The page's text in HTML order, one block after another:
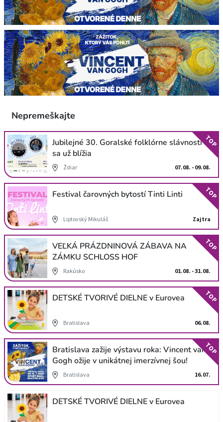
Nepremeškajte
Jubilejné 30. Goralské folklórne slávnosti
sa už blížia
Ždiar 07.08. - 09.08.
TOP
Festival čarovných bytostí Tinti Linti
Liptovský Mikuláš Zajtra
TOP
VEĽKÁ PRÁZDNINOVÁ ZÁBAVA NA
ZÁMKU SCHLOSS HOF
Rakúsko 01.08. - 31.08.
TOP
DETSKÉ TVORIVÉ DIELNE v Eurovea
Bratislava 06.08.
TOP
Bratislava zažije výstavu roka: Vincent van
Gogh ožije v unikátnej imerzívnej šou!
Bratislava 16.07.
TOP
DETSKÉ TVORIVÉ DIELNE v Eurovea